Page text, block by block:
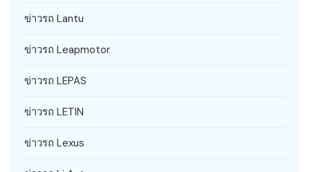
ข่าวรถ Lantu
ข่าวรถ Leapmotor
ข่าวรถ LEPAS
ข่าวรถ LETIN
ข่าวรถ Lexus